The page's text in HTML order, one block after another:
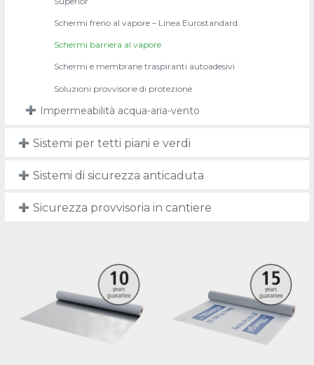
Schermi freno al vapore – Linea Eurostandard
Schermi barriera al vapore
Schermi e membrane traspiranti autoadesivi
Soluzioni provvisorie di protezione
Impermeabilità acqua-aria-vento
Sistemi per tetti piani e verdi
Sistemi di sicurezza anticaduta
Sicurezza provvisoria in cantiere